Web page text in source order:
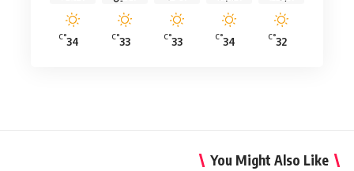
32
°C
34
°C
33
°C
33
°C
34
°C
You Might Also Like